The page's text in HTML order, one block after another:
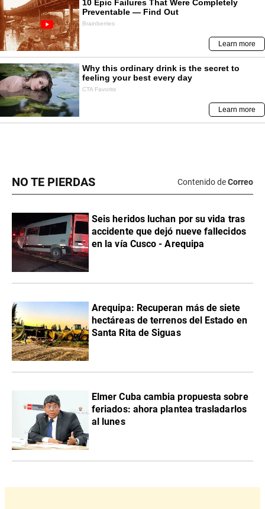
NO TE PIERDAS Contenido deCorreo
Seis heridos luchan por su vida tras
accidente que dejó nueve fallecidos
en la vía Cusco - Arequipa
Arequipa: Recuperan más de siete
hectáreas de terrenos del Estado en
Santa Rita de Siguas
Elmer Cuba cambia propuesta sobre
feriados: ahora plantea trasladarlos
al lunes